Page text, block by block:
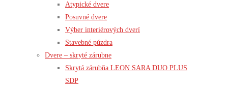
Atypické dvere
Posuvné dvere
Výber interiérových dverí
Stavebné púzdra
Dvere – skryté zárubne
Skrytá zárubňa LEON SARA DUO PLUS
SDP